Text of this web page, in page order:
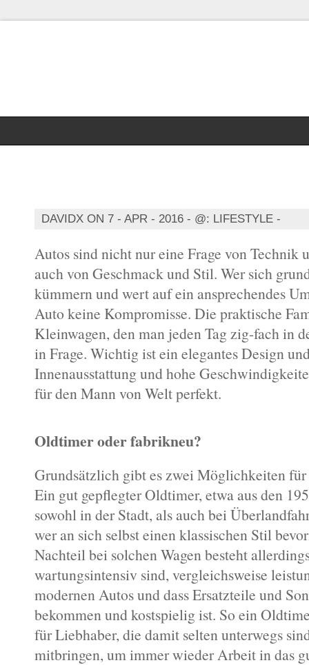
DAVIDX ON 7 - APR - 2016 - @: LIFESTYLE -
Autos sind nicht nur eine Frage von Technik
auch von Geschmack und Stil. Wer sich
kümmern und wert auf ein ansprechendes
Auto keine Kompromisse. Die praktische
Kleinwagen, den man jeden Tag zig-fach in
in Frage. Wichtig ist ein elegantes Design
Innenausstattung und hohe
für den Mann von Welt perfekt.
Oldtimer oder fabrikneu?
Grundsätzlich gibt es zwei Möglichkeiten
Ein gut gepflegter Oldtimer, etwa aus den
sowohl in der Stadt, als auch bei
wer an sich selbst einen klassischen Stil
Nachteil bei solchen Wagen besteht
wartungsintensiv sind, vergleichsweise
modernen Autos und dass Ersatzteile und
bekommen und kostspielig ist. So ein
für Liebhaber, die damit selten unterwegs
mitbringen, um immer wieder Arbeit in das